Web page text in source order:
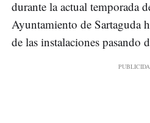
durante la actual temporada
Ayuntamiento de Sartaguda
de las instalaciones pasando